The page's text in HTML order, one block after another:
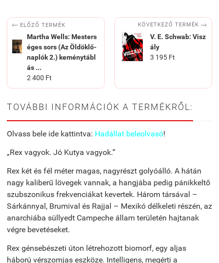
 ELŐZŐ TERMÉK
Martha Wells: Mesters
éges sors (Az Öldöklő-
naplók 2.) keménytábl
ás ...
2 400 Ft
KÖVETKEZŐ TERMÉK 
V. E. Schwab: Visz
ály
3 195 Ft
TOVÁBBI INFORMÁCIÓK A TERMÉKRŐL:
Olvass bele ide kattintva: Hadállat beleolvasó!
„Rex ​vagyok. Jó Kutya vagyok.”
Rex két és fél méter magas, nagyrészt golyóálló. A hátán
nagy kaliberű lövegek vannak, a hangjába pedig pánikkeltő
szubszonikus frekvenciákat kevertek. Három társával –
Sárkánnyal, Brumival és Rajjal – Mexikó délkeleti részén, az
anarchiába süllyedt Campeche állam területén hajtanak
végre bevetéseket.
Rex génsebészeti úton létrehozott biomorf, egy aljas
háború vérszomjas eszköze. Intelligens, megérti a